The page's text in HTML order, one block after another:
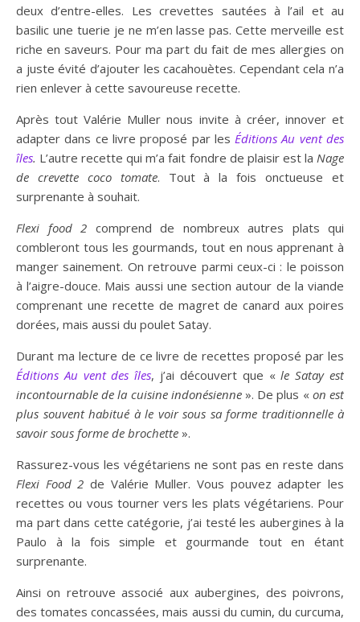
deux d’entre-elles. Les crevettes sautées à l’ail et au
basilic une tuerie je ne m’en lasse pas. Cette merveille est
riche en saveurs. Pour ma part du fait de mes allergies on
a juste évité d’ajouter les cacahouètes. Cependant cela n’a
rien enlever à cette savoureuse recette.
Après tout Valérie Muller nous invite à créer, innover et
adapter dans ce livre proposé par lesÉditions Au vent des
îles. L’autre recette qui m’a fait fondre de plaisir est la Nage
de crevette coco tomate. Tout à la fois onctueuse et
surprenante à souhait.
Flexi food 2 comprend de nombreux autres plats qui
combleront tous les gourmands, tout en nous apprenant à
manger sainement. On retrouve parmi ceux-ci : le poisson
à l’aigre-douce. Mais aussi une section autour de la viande
comprenant une recette de magret de canard aux poires
dorées, mais aussi du poulet Satay.
Durant ma lecture de ce livre de recettes proposé par les
Éditions Au vent des îles, j’ai découvert que «le Satay est
incontournable de la cuisine indonésienne». De plus « on est
plus souvent habitué à le voir sous sa forme traditionnelle à
savoir sous forme de brochette ».
Rassurez-vous les végétariens ne sont pas en reste dans
Flexi Food 2 de Valérie Muller. Vous pouvez adapter les
recettes ou vous tourner vers les plats végétariens. Pour
ma part dans cette catégorie, j’ai testé les aubergines à la
Paulo à la fois simple et gourmande tout en étant
surprenante.
Ainsi on retrouve associé aux aubergines, des poivrons,
des tomates concassées, mais aussi du cumin, du curcuma,